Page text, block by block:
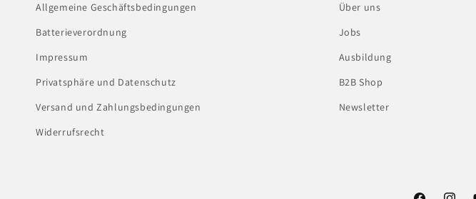
Allgemeine Geschäftsbedingungen
Batterieverordnung
Impressum
Privatsphäre und Datenschutz
Versand und Zahlungsbedingungen
Widerrufsrecht
Über uns
Jobs
Ausbildung
B2B Shop
Newsletter